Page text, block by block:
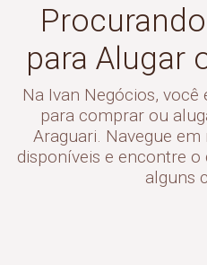
para Alugar
Na Ivan Negócios,
para comprar ou
Araguari. Navegue
disponíveis e encontre
alguns